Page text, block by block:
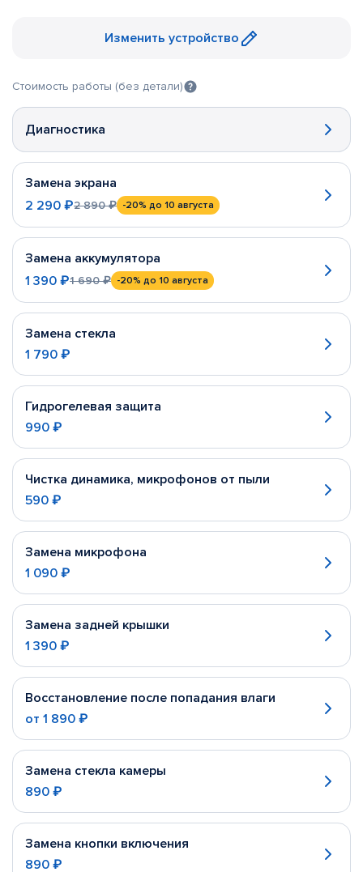
Изменить устройство
Стоимость работы (без детали)
Диагностика
Замена экрана
2 290 ₽2 890 ₽ -20% до 10 августа
Замена аккумулятора
1 390 ₽1 690 ₽ -20% до 10 августа
Замена стекла
1 790 ₽
Гидрогелевая защита
990 ₽
Чистка динамика, микрофонов от пыли
590 ₽
Замена микрофона
1 090 ₽
Замена задней крышки
1 390 ₽
Восстановление после попадания влаги
от 1 890 ₽
Замена стекла камеры
890 ₽
Замена кнопки включения
890 ₽